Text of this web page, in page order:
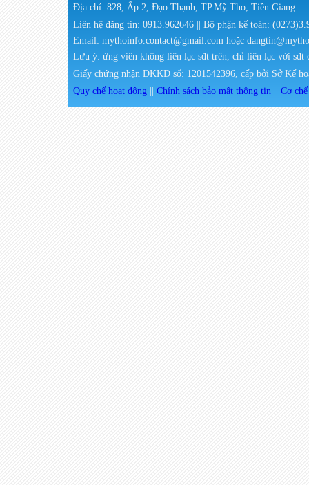
Địa chỉ: 828, Ấp 2, Đạo Thạnh, TP.Mỹ Tho, Tiền Giang
Liên hệ đăng tin: 0913.962646 || Bộ phận kế toán:
Email: mythoinfo.contact@gmail.com hoặc
Lưu ý: ứng viên không liên lạc sđt trên, chỉ liên lạc với sđt
Giấy chứng nhận ĐKKD số: 1201542396, cấp bởi Sở Kế
Quy chế hoạt động
Chính sách bảo mật thông tin Cơ